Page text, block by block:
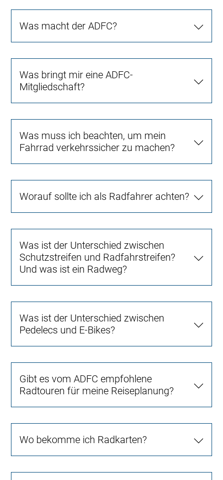
Was macht der ADFC?
Was bringt mir eine ADFC-
Mitgliedschaft?
Was muss ich beachten, um mein
Fahrrad verkehrssicher zu machen?
Worauf sollte ich als Radfahrer achten?
Was ist der Unterschied zwischen
Schutzstreifen und Radfahrstreifen?
Und was ist ein Radweg?
Was ist der Unterschied zwischen
Pedelecs und E-Bikes?
Gibt es vom ADFC empfohlene
Radtouren für meine Reiseplanung?
Wo bekomme ich Radkarten?